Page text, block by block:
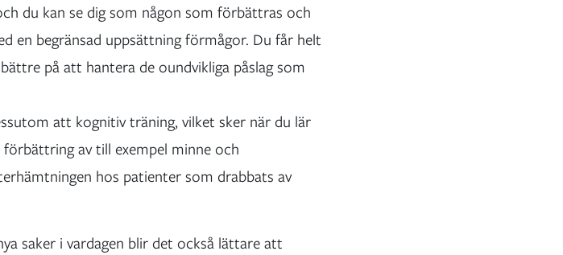
du kan se dig som någon som förbättras och
en begränsad uppsättning förmågor. Du får helt
på att hantera de oundvikliga påslag som
att kognitiv träning, vilket sker när du lär
förbättring av till exempel minne och
hos patienter som drabbats av
saker i vardagen blir det också lättare att